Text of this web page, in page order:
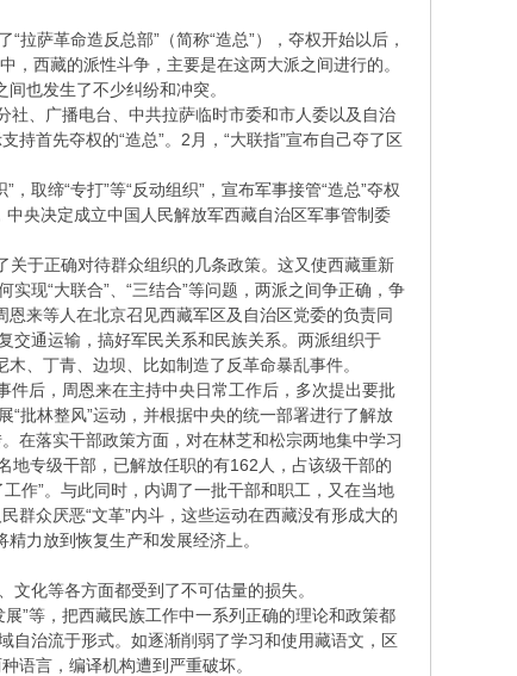
萨革命造反总部”（简称“造总”），夺权开始以后，
，西藏的派性斗争，主要是在这两大派之间进行的。
也发生了不少纠纷和冲突。
、广播电台、中共拉萨临时市委和市人委以及自治
首先夺权的“造总”。2月，“大联指”宣布自己夺了区
取缔“专打”等“反动组织”，宣布军事接管“造总”夺权
央决定成立中国人民解放军西藏自治区军事管制委
于正确对待群众组织的几条政策。这又使西藏重新
现“大联合”、“三结合”等问题，两派之间争正确，争
来等人在北京召见西藏军区及自治区党委的负责同
交通运输，搞好军民关系和民族关系。两派组织于
、丁青、边坝、比如制造了反革命暴乱事件。
后，周恩来在主持中央日常工作后，多次提出要批
“批林整风”运动，并根据中央的统一部署进行了解放
在落实干部政策方面，对在林芝和松宗两地集中学习
地专级干部，已解放任职的有162人，占该级干部的
作”。与此同时，内调了一批干部和职工，又在当地
群众厌恶“文革”内斗，这些运动在西藏没有形成大的
力放到恢复生产和发展经济上。
化等各方面都受到了不可估量的损失。
”等，把西藏民族工作中一系列正确的理论和政策都
自治流于形式。如逐渐削弱了学习和使用藏语文，区
语言，编译机构遭到严重破坏。